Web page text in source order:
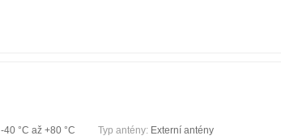
-40 °С až +80 °С Typ antény: Externí antény